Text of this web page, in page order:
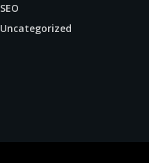
SEO
Uncategorized